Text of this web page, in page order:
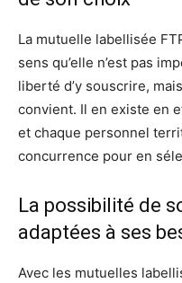
La mutuelle labellisée
sens qu’elle n’est pas
liberté d’y souscrire,
convient. Il en existe en
et chaque personnel
concurrence pour en
La possibilité de
adaptées à ses
Avec les mutuelles